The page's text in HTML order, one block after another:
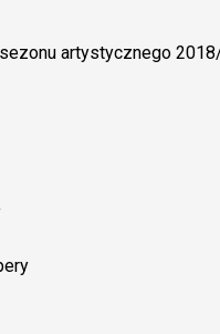
sezonu artystycznego